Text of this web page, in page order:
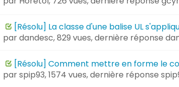
[Résolu] La classe d'une balise UL
pardandesc, 829 vues, dernière réponse
[Résolu] Comment mettre en forme le
parspip93, 1574 vues, dernière réponse